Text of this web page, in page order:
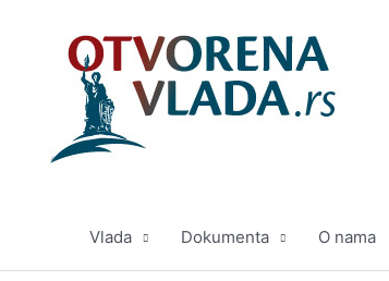
Vlada Dokumenta O nama